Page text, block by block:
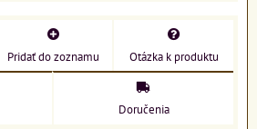
Pridať do zoznamu Otázka k produktu
Doručenia